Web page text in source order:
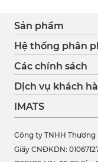
Sản phẩm
Hệ thống phân
Các chính sách
Dịch vụ khách
IMATS
Công ty TNHH Thương
Giấy CNĐKDN: